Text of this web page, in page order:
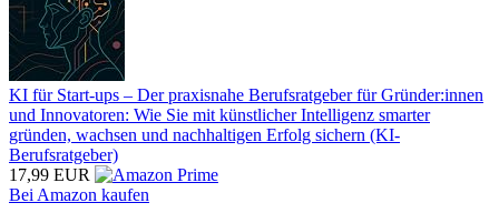
KI für Start-ups – Der praxisnahe Berufsratgeber für Gründer:innen
und Innovatoren: Wie Sie mit künstlicher Intelligenz smarter
gründen, wachsen und nachhaltigen Erfolg sichern (KI-
Berufsratgeber)
17,99 EUR
Bei Amazon kaufen